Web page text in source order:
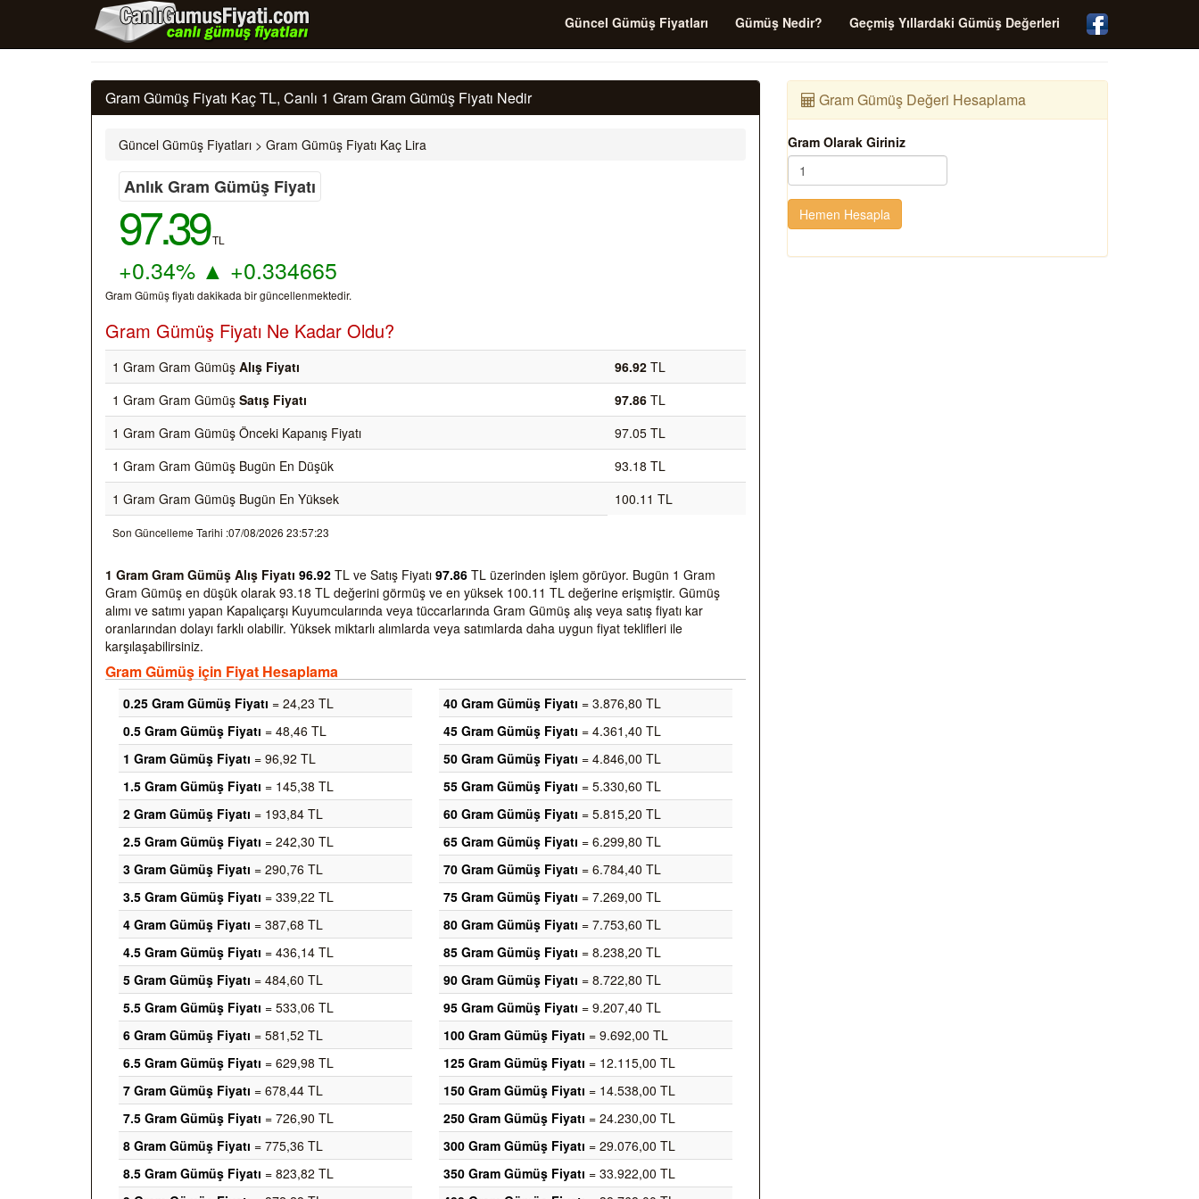
Güncel Gümüş Fiyatları Gümüş Nedir? Geçmiş Yıllardaki Gümüş Değerleri
Gram Gümüş Fiyatı Kaç TL, Canlı 1 Gram Gram Gümüş Fiyatı Nedir
Güncel Gümüş Fiyatları > Gram Gümüş Fiyatı Kaç Lira
Anlık Gram Gümüş Fiyatı
97.39 TL
+0.34% ▲ +0.334665
Gram Gümüş fiyatı dakikada bir güncellenmektedir.
Gram Gümüş Fiyatı Ne Kadar Oldu?
1 Gram Gram Gümüş Alış Fiyatı 96.92 TL
1 Gram Gram Gümüş Satış Fiyatı 97.86 TL
1 Gram Gram Gümüş Önceki Kapanış Fiyatı
97.05 TL
1 Gram Gram Gümüş Bugün En Düşük
93.18 TL
1 Gram Gram Gümüş Bugün En Yüksek
100.11 TL
Son Güncelleme Tarihi :07/08/2026 23:57:23
1 Gram Gram Gümüş Alış Fiyatı 96.92 TL ve Satış Fiyatı 97.86 TL üzerinden işlem görüyor. Bugün 1 Gram
Gram Gümüş en düşük olarak 93.18 TL değerini görmüş ve en yüksek 100.11 TL değerine erişmiştir. Gümüş
alımı ve satımı yapan Kapalıçarşı Kuyumcularında veya tüccarlarında Gram Gümüş alış veya satış fiyatı kar
oranlarından dolayı farklı olabilir. Yüksek miktarlı alımlarda veya satımlarda daha uygun fiyat teklifleri ile
karşılaşabilirsiniz.
Gram Gümüş için Fiyat Hesaplama
0.25 Gram Gümüş Fiyatı = 24,23 TL
0.5 Gram Gümüş Fiyatı = 48,46 TL
1 Gram Gümüş Fiyatı = 96,92 TL
1.5 Gram Gümüş Fiyatı = 145,38 TL
2 Gram Gümüş Fiyatı = 193,84 TL
2.5 Gram Gümüş Fiyatı = 242,30 TL
3 Gram Gümüş Fiyatı = 290,76 TL
3.5 Gram Gümüş Fiyatı = 339,22 TL
4 Gram Gümüş Fiyatı = 387,68 TL
4.5 Gram Gümüş Fiyatı = 436,14 TL
5 Gram Gümüş Fiyatı = 484,60 TL
5.5 Gram Gümüş Fiyatı = 533,06 TL
6 Gram Gümüş Fiyatı = 581,52 TL
6.5 Gram Gümüş Fiyatı = 629,98 TL
7 Gram Gümüş Fiyatı = 678,44 TL
7.5 Gram Gümüş Fiyatı = 726,90 TL
8 Gram Gümüş Fiyatı = 775,36 TL
8.5 Gram Gümüş Fiyatı = 823,82 TL
40 Gram Gümüş Fiyatı = 3.876,80 TL
45 Gram Gümüş Fiyatı = 4.361,40 TL
50 Gram Gümüş Fiyatı = 4.846,00 TL
55 Gram Gümüş Fiyatı = 5.330,60 TL
60 Gram Gümüş Fiyatı = 5.815,20 TL
65 Gram Gümüş Fiyatı = 6.299,80 TL
70 Gram Gümüş Fiyatı = 6.784,40 TL
75 Gram Gümüş Fiyatı = 7.269,00 TL
80 Gram Gümüş Fiyatı = 7.753,60 TL
85 Gram Gümüş Fiyatı = 8.238,20 TL
90 Gram Gümüş Fiyatı = 8.722,80 TL
95 Gram Gümüş Fiyatı = 9.207,40 TL
100 Gram Gümüş Fiyatı = 9.692,00 TL
125 Gram Gümüş Fiyatı = 12.115,00 TL
150 Gram Gümüş Fiyatı = 14.538,00 TL
250 Gram Gümüş Fiyatı = 24.230,00 TL
300 Gram Gümüş Fiyatı = 29.076,00 TL
350 Gram Gümüş Fiyatı = 33.922,00 TL
Gram Gümüş Değeri Hesaplama
Gram Olarak Giriniz
Hemen Hesapla